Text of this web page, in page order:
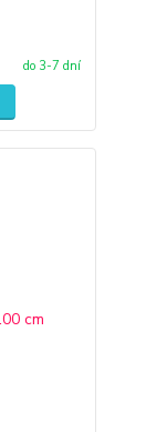
do 3-7 dní